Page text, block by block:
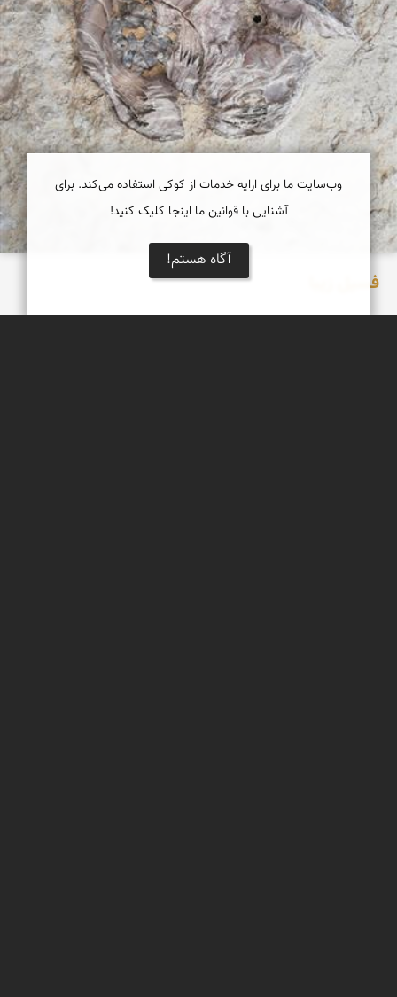
فسیل زیبا
وب‌سایت ما برای ارایه خدمات از کوکی استفاده می‌کند. برای
آشنایی با قوانین ما اینجا کلیک کنید!
آگاه هستم!